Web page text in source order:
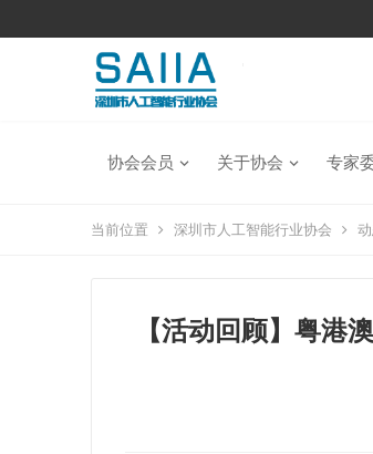
协会会员 关于协会 专家
当前位置 深圳市人工智能行业协会
【活动回顾】粤港